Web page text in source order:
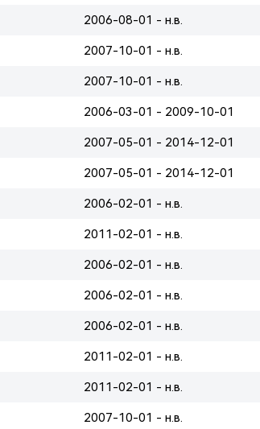
2006-08-01 - н.в.
2007-10-01 - н.в.
2007-10-01 - н.в.
2006-03-01 - 2009-10-01
2007-05-01 - 2014-12-01
2007-05-01 - 2014-12-01
2006-02-01 - н.в.
2011-02-01 - н.в.
2006-02-01 - н.в.
2006-02-01 - н.в.
2006-02-01 - н.в.
2011-02-01 - н.в.
2011-02-01 - н.в.
2007-10-01 - н.в.